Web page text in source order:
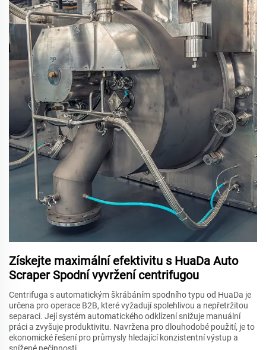
Získejte maximální efektivitu s HuaDa Auto
Scraper Spodní vyvržení centrifugou
Centrifuga s automatickým škrábáním spodního typu od HuaDa je
určena pro operace B2B, které vyžadují spolehlivou a nepřetržitou
separaci. Její systém automatického odklízení snižuje manuální
práci a zvyšuje produktivitu. Navržena pro dlouhodobé použití, je to
ekonomické řešení pro průmysly hledající konzistentní výstup a